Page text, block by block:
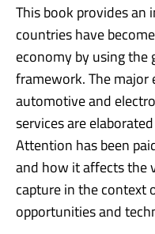
This book provides an
countries have
economy by using
framework. The
automotive and
services are
Attention has been
and how it affects the
capture in the context
opportunities and